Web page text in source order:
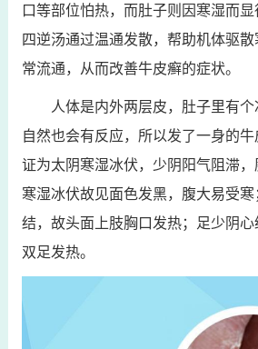
口等部位怕热，而肚子则因寒湿而
四逆汤通过温通发散，帮助机体驱
常流通，从而改善牛皮癣的症状。
人体是内外两层皮，肚子里有
自然也会有反应，所以发了一身的
证为太阴寒湿冰伏，少阴阳气阻滞
寒湿冰伏故见面色发黑，腹大易受
结，故头面上肢胸口发热；足少阴
双足发热。